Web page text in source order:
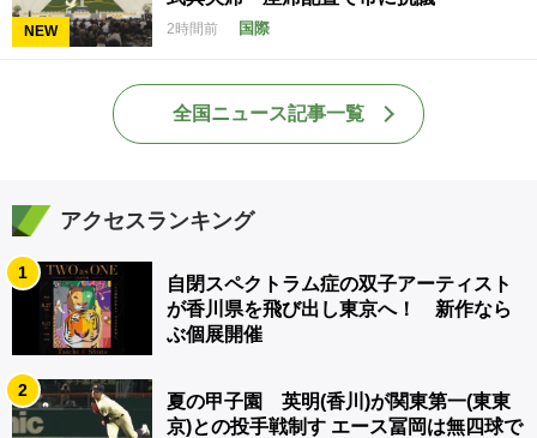
NEW 2時間前 国際
全国ニュース記事一覧
アクセスランキング
1
自閉スペクトラム症の双子アーティスト
が香川県を飛び出し東京へ！ 新作なら
ぶ個展開催
2
夏の甲子園 英明(香川)が関東第一(東東
京)との投手戦制す エース冨岡は無四球で